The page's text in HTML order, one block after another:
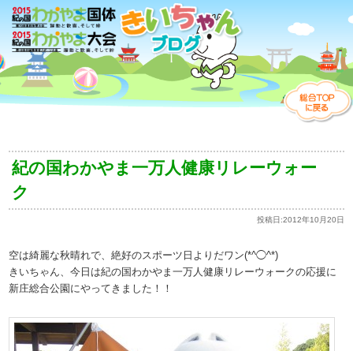
紀の国わかやま一万人健康リレーウォー
ク
投稿日:2012年10月20日
空は綺麗な秋晴れで、絶好のスポーツ日よりだワン(*^◯^*)
きいちゃん、今日は紀の国わかやま一万人健康リレーウォークの応援に
新庄総合公園にやってきました！！